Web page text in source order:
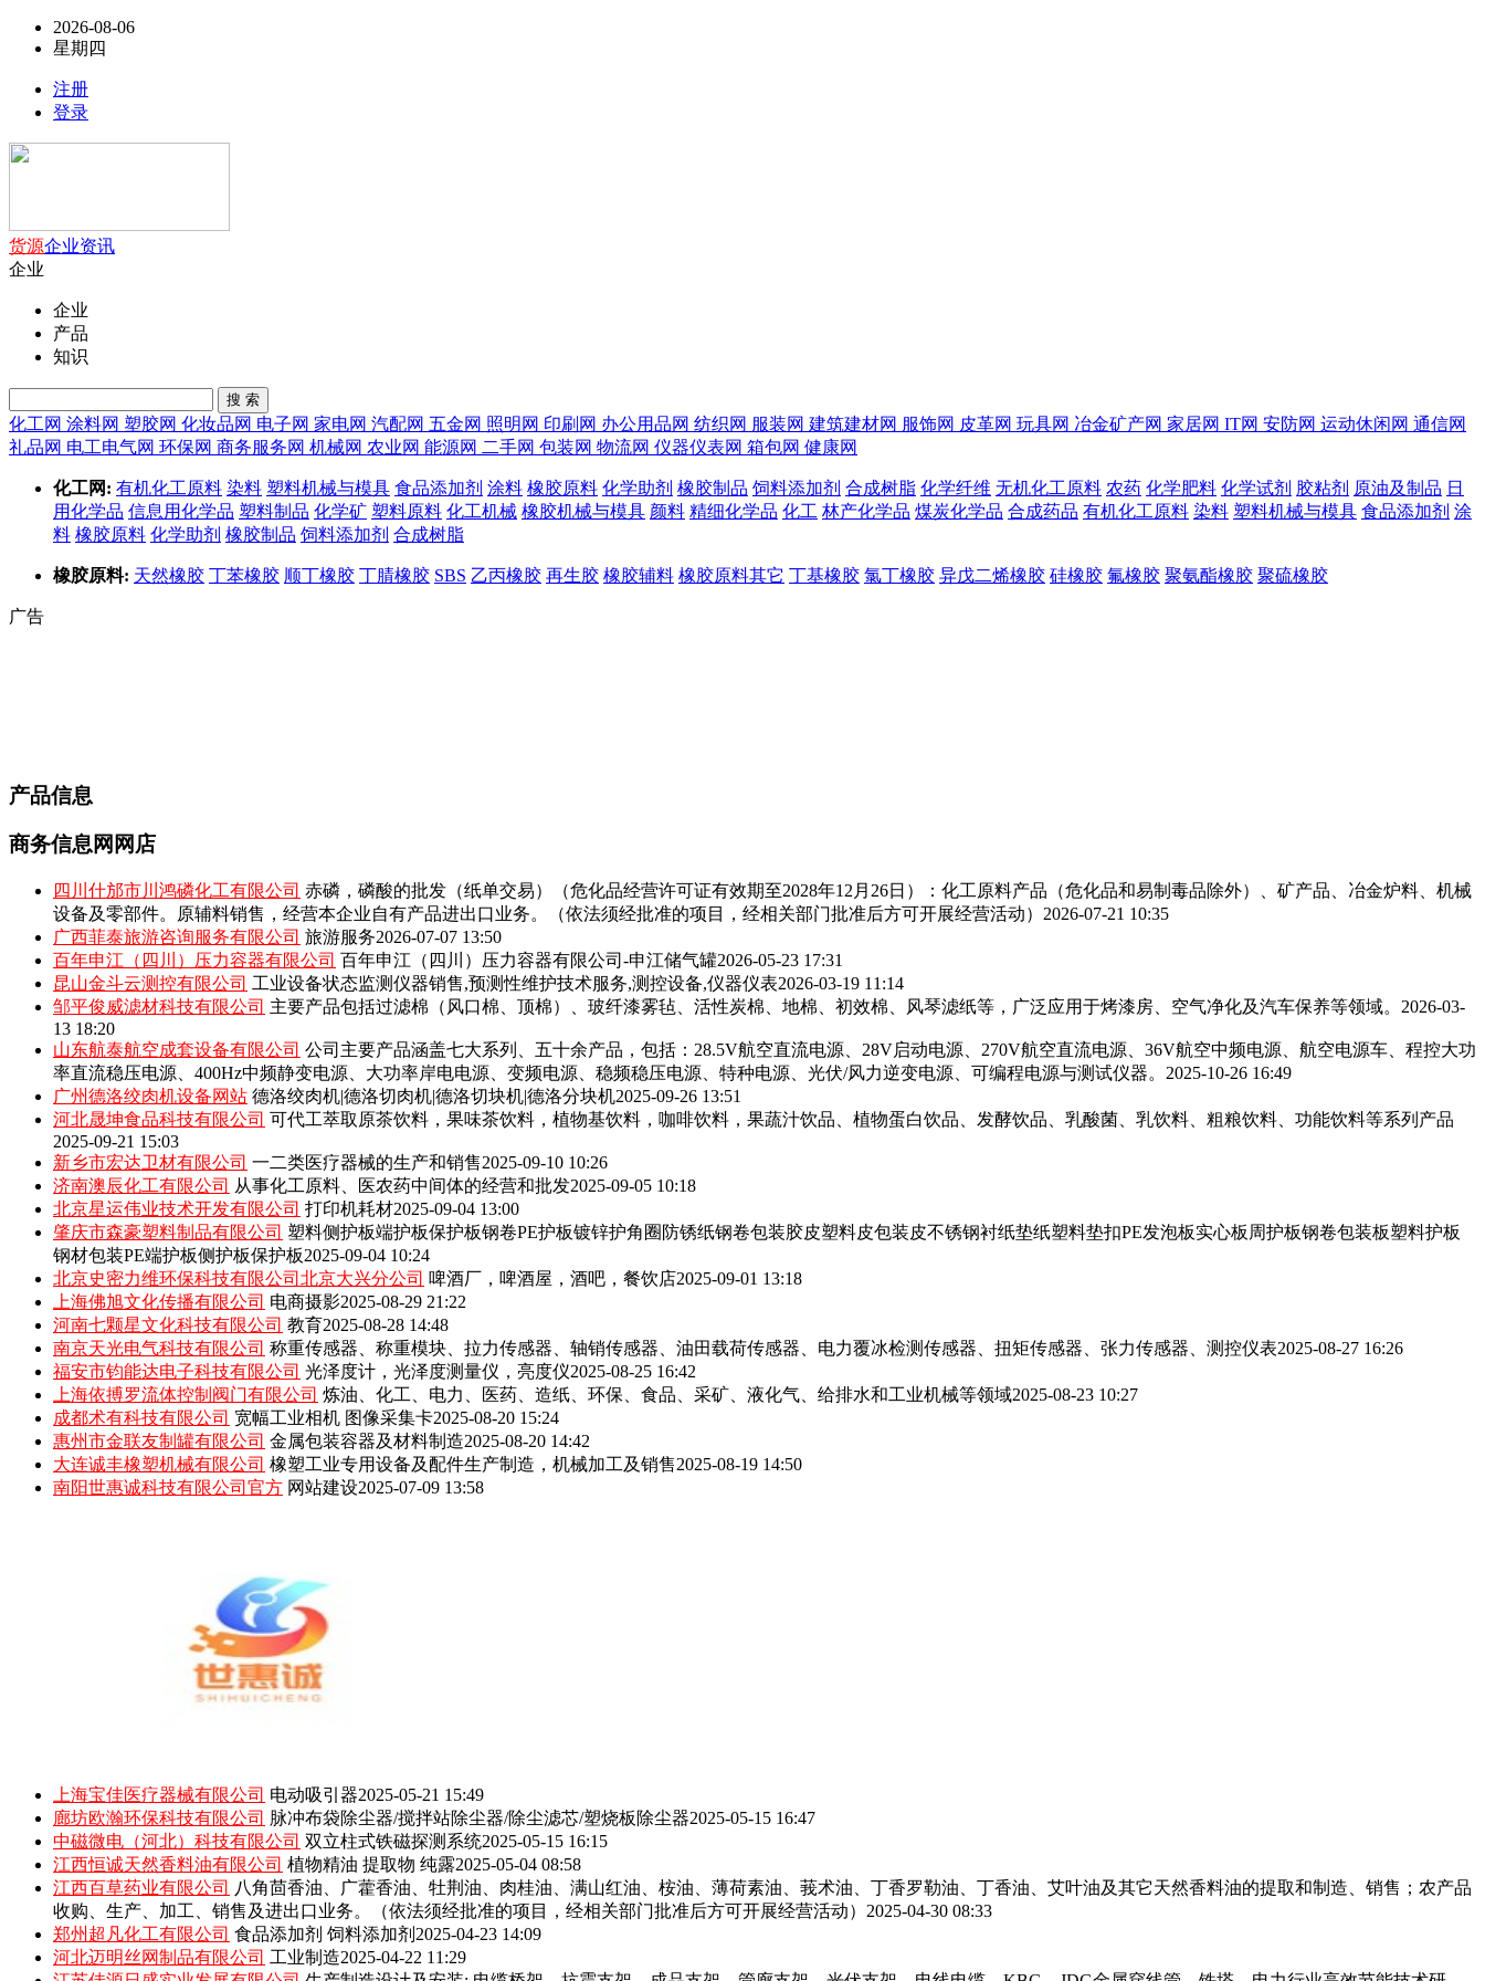
2026-08-06
星期四
注册
登录
货源企业资讯
企业
企业
产品
知识
搜 索
化工网 涂料网 塑胶网 化妆品网 电子网 家电网 汽配网 五金网 照明网 印刷网 办公用品网 纺织网 服装网 建筑建材网 服饰网 皮革网 玩具网 冶金矿产网 家居网 IT网 安防网 运动休闲网 通信网
礼品网 电工电气网 环保网 商务服务网 机械网 农业网 能源网 二手网 包装网 物流网 仪器仪表网 箱包网 健康网
化工网: 有机化工原料 染料 塑料机械与模具 食品添加剂 涂料 橡胶原料 化学助剂 橡胶制品 饲料添加剂 合成树脂 化学纤维 无机化工原料 农药 化学肥料 化学试剂 胶粘剂 原油及制品 日
用化学品 信息用化学品 塑料制品 化学矿 塑料原料 化工机械 橡胶机械与模具 颜料 精细化学品 化工 林产化学品 煤炭化学品 合成药品 有机化工原料 染料 塑料机械与模具 食品添加剂 涂
料 橡胶原料 化学助剂 橡胶制品 饲料添加剂 合成树脂
橡胶原料: 天然橡胶 丁苯橡胶 顺丁橡胶 丁腈橡胶 SBS 乙丙橡胶 再生胶 橡胶辅料 橡胶原料其它 丁基橡胶 氯丁橡胶 异戊二烯橡胶 硅橡胶 氟橡胶 聚氨酯橡胶 聚硫橡胶
广告
产品信息
商务信息网网店
四川什邡市川鸿磷化工有限公司 赤磷，磷酸的批发（纸单交易）（危化品经营许可证有效期至2028年12月26日）：化工原料产品（危化品和易制毒品除外）、矿产品、冶金炉料、机械
设备及零部件。原辅料销售，经营本企业自有产品进出口业务。（依法须经批准的项目，经相关部门批准后方可开展经营活动） 2026-07-21 10:35
广西菲泰旅游咨询服务有限公司 旅游服务2026-07-07 13:50
百年申江（四川）压力容器有限公司 百年申江（四川）压力容器有限公司-申江储气罐2026-05-23 17:31
昆山金斗云测控有限公司 工业设备状态监测仪器销售,预测性维护技术服务,测控设备,仪器仪表2026-03-19 11:14
邹平俊威滤材科技有限公司 主要产品包括‌过滤棉（风口棉、顶棉）、玻纤漆雾毡、活性炭棉、地棉、初效棉、风琴滤纸‌等，广泛应用于烤漆房、空气净化及汽车保养等领域。‌‌ 2026-03-
13 18:20
山东航泰航空成套设备有限公司 公司主要产品涵盖七大系列、五十余产品，包括：28.5V航空直流电源、28V启动电源、270V航空直流电源、36V航空中频电源、航空电源车、程控大功
率直流稳压电源、400Hz中频静变电源、大功率岸电电源、变频电源、稳频稳压电源、特种电源、光伏/风力逆变电源、可编程电源与测试仪器。 2025-10-26 16:49
广州德洛绞肉机设备网站 德洛绞肉机|德洛切肉机|德洛切块机|德洛分块机2025-09-26 13:51
河北晟坤食品科技有限公司 可代工萃取原茶饮料，果味茶饮料，植物基饮料，咖啡饮料，果蔬汁饮品、植物蛋白饮品、发酵饮品、乳酸菌、乳饮料、粗粮饮料、功能饮料等系列产品
2025-09-21 15:03
新乡市宏达卫材有限公司 一二类医疗器械的生产和销售2025-09-10 10:26
济南澳辰化工有限公司 从事化工原料、医农药中间体的经营和批发2025-09-05 10:18
北京星运伟业技术开发有限公司 打印机耗材2025-09-04 13:00
肇庆市森豪塑料制品有限公司 塑料侧护板端护板保护板钢卷PE护板镀锌护角圈防锈纸钢卷包装胶皮塑料皮包装皮不锈钢衬纸垫纸塑料垫扣PE发泡板实心板周护板钢卷包装板塑料护板
钢材包装PE端护板侧护板保护板2025-09-04 10:24
北京史密力维环保科技有限公司北京大兴分公司 啤酒厂，啤酒屋，酒吧，餐饮店2025-09-01 13:18
上海佛旭文化传播有限公司 电商摄影2025-08-29 21:22
河南七颗星文化科技有限公司 教育2025-08-28 14:48
南京天光电气科技有限公司 称重传感器、称重模块、拉力传感器、轴销传感器、油田载荷传感器、电力覆冰检测传感器、扭矩传感器、张力传感器、测控仪表2025-08-27 16:26
福安市钧能达电子科技有限公司 光泽度计，光泽度测量仪，亮度仪2025-08-25 16:42
上海依搏罗流体控制阀门有限公司 炼油、化工、电力、医药、造纸、环保、食品、采矿、液化气、给排水和工业机械等领域2025-08-23 10:27
成都术有科技有限公司 宽幅工业相机 图像采集卡2025-08-20 15:24
惠州市金联友制罐有限公司 金属包装容器及材料制造2025-08-20 14:42
大连诚丰橡塑机械有限公司 橡塑工业专用设备及配件生产制造，机械加工及销售2025-08-19 14:50
南阳世惠诚科技有限公司官方 网站建设2025-07-09 13:58
上海宝佳医疗器械有限公司 电动吸引器2025-05-21 15:49
廊坊欧瀚环保科技有限公司 脉冲布袋除尘器/搅拌站除尘器/除尘滤芯/塑烧板除尘器2025-05-15 16:47
中磁微电（河北）科技有限公司 双立柱式铁磁探测系统2025-05-15 16:15
江西恒诚天然香料油有限公司 植物精油 提取物 纯露2025-05-04 08:58
江西百草药业有限公司
八角茴香油、广藿香油、牡荆油、肉桂油、满山红油、桉油、薄荷素油、莪术油、丁香罗勒油、丁香油、艾叶油及其它天然香料油的提取和制造、销售；农产品
收购、生产、加工、销售及进出口业务。（依法须经批准的项目，经相关部门批准后方可开展经营活动） 2025-04-30 08:33
郑州超凡化工有限公司 食品添加剂 饲料添加剂 2025-04-23 14:09
河北迈明丝网制品有限公司 工业制造2025-04-22 11:29